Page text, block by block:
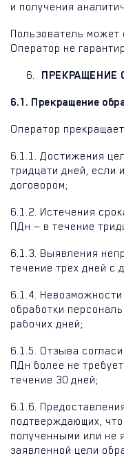
и получения
Пользователь может
Оператор не
ПРЕКРАЩЕНИЕ
6.1. Прекращение
Оператор
6.1.1. Достижения
тридцати дней, если
договором;
6.1.2. Истечения
ПДн — в течение
6.1.3. Выявления
течение трех дней с
6.1.4.
обработки
рабочих дней;
6.1.5. Отзыва
ПДн более не
течение 30 дней;
6.1.6.
подтверждающих,
полученными или не
заявленной цели